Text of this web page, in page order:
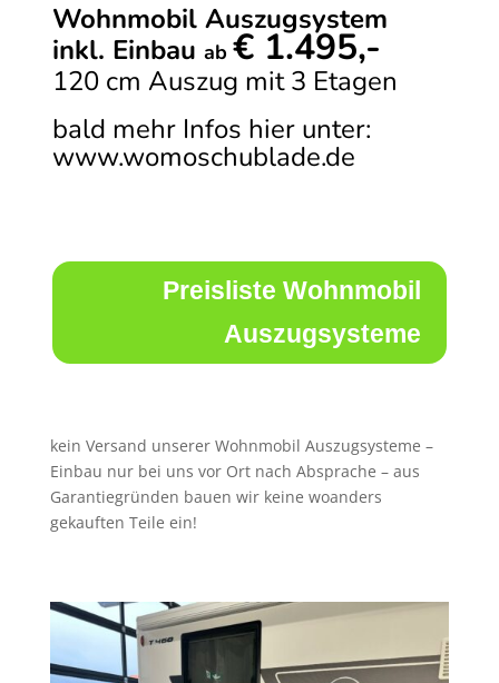
Wohnmobil Auszugsystem
inkl. Einbau ab € 1.495,-
120 cm Auszug mit 3 Etagen
bald mehr Infos hier unter:
www.womoschublade.de
Preisliste Wohnmobil
Auszugsysteme
kein Versand unserer Wohnmobil Auszugsysteme –
Einbau nur bei uns vor Ort nach Absprache – aus
Garantiegründen bauen wir keine woanders
gekauften Teile ein!